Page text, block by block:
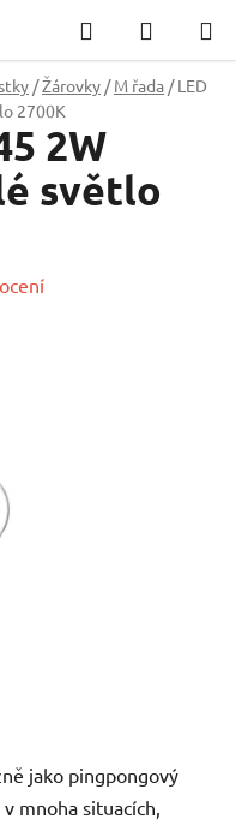
Hledat
KOŠÍK
/Žárovky / M řada / LED
2700K
jako pingpongový
mnoha situacích,
2W
světlo